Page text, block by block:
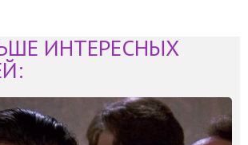
ИНТЕРЕСНЫХ